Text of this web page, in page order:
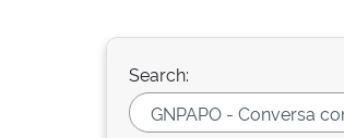
Search: